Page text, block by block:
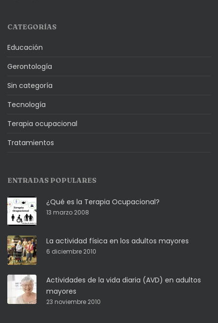
CATEGORÍAS
Educación
Gerontología
Sin categoría
Tecnología
Terapia ocupacional
Tratamientos
ENTRADAS POPULARES
¿Qué es la Terapia Ocupacional?
13 marzo 2008
La actividad física en los adultos mayores
6 diciembre 2010
Actividades de la vida diaria (AVD) en adultos
mayores
23 noviembre 2010